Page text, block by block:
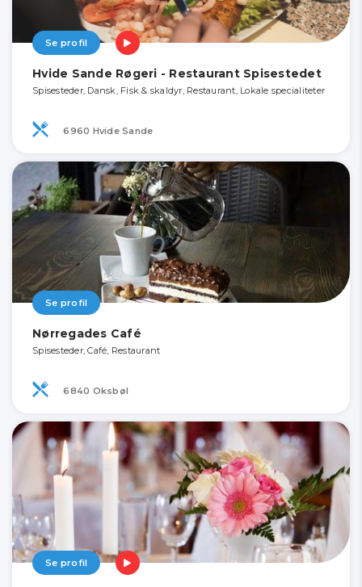
Se profil
Hvide Sande Røgeri - Restaurant Spisestedet
Spisesteder, Dansk, Fisk & skaldyr, Restaurant, Lokale specialiteter
6960 Hvide Sande
Se profil
Nørregades Café
Spisesteder, Café, Restaurant
6840 Oksbøl
Se profil